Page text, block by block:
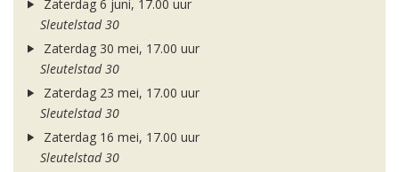
Zaterdag 6 juni, 17.00 uur
Sleutelstad 30
Zaterdag 30 mei, 17.00 uur
Sleutelstad 30
Zaterdag 23 mei, 17.00 uur
Sleutelstad 30
Zaterdag 16 mei, 17.00 uur
Sleutelstad 30